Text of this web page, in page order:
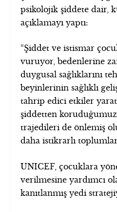
psikolojik şiddete dair,
açıklamayı yaptı:
“Şiddet ve istismar
vuruyor, bedenlerine
duygusal sağlıklarını
beyinlerinin sağlıklı
tahrip edici etkiler
şiddetten
trajedileri de önlemiş
daha istikrarlı
UNICEF, çocuklara
verilmesine yardımcı
kanıtlanmış yedi